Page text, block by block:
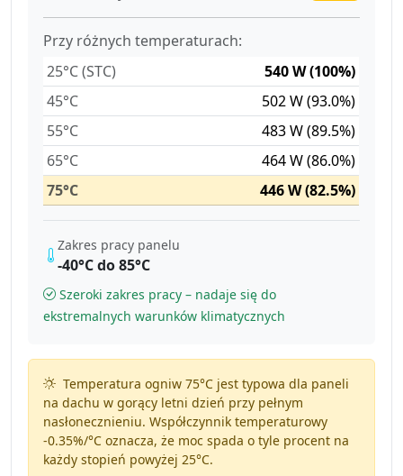
Przy różnych temperaturach:
25°C (STC)
540 W (100%)
45°C
502 W (93.0%)
55°C
483 W (89.5%)
65°C
464 W (86.0%)
75°C
446 W (82.5%)
Zakres pracy panelu
-40°C do 85°C
Szeroki zakres pracy – nadaje się do
ekstremalnych warunków klimatycznych
Temperatura ogniw 75°C jest typowa dla paneli
na dachu w gorący letni dzień przy pełnym
nasłonecznieniu. Współczynnik temperaturowy
-0.35%/°Coznacza, że moc spada o tyle procent na
każdy stopień powyżej 25°C.